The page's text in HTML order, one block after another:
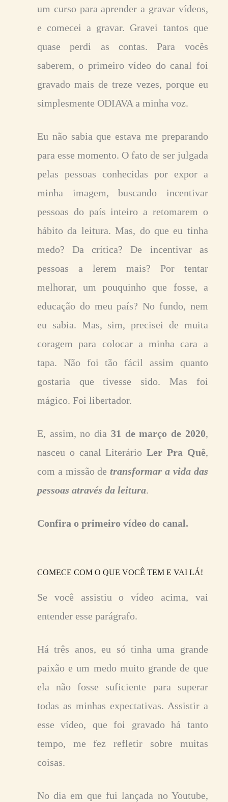
um curso para aprender a gravar vídeos,
e comecei a gravar. Gravei tantos que
quase perdi as contas. Para vocês
saberem, o primeiro vídeo do canal foi
gravado mais de treze vezes, porque eu
simplesmente ODIAVA a minha voz.
Eu não sabia que estava me preparando
para esse momento. O fato de ser julgada
pelas pessoas conhecidas por expor a
minha imagem, buscando incentivar
pessoas do país inteiro a retomarem o
hábito da leitura. Mas, do que eu tinha
medo? Da crítica? De incentivar as
pessoas a lerem mais? Por tentar
melhorar, um pouquinho que fosse, a
educação do meu país? No fundo, nem
eu sabia. Mas, sim, precisei de muita
coragem para colocar a minha cara a
tapa. Não foi tão fácil assim quanto
gostaria que tivesse sido. Mas foi
mágico. Foi libertador.
E, assim, no dia 31 de março de 2020,
nasceu o canal LiterárioLer Pra Quê,
com a missão detransformar a vida das
pessoas através da leitura.
Confira o primeiro vídeo do canal.
COMECE COM O QUE VOCÊ TEM E VAI LÁ!
Se você assistiu o vídeo acima, vai
entender esse parágrafo.
Há três anos, eu só tinha uma grande
paixão e um medo muito grande de que
ela não fosse suficiente para superar
todas as minhas expectativas. Assistir a
esse vídeo, que foi gravado há tanto
tempo, me fez refletir sobre muitas
coisas.
No dia em que fui lançada no Youtube,